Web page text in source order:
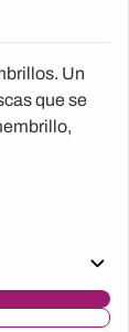
Un
que se